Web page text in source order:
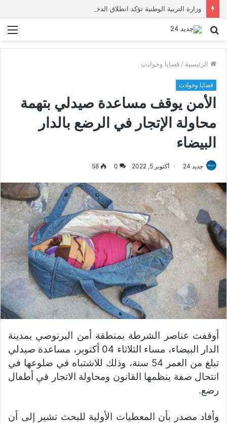
بحث
الرئيسية / قضايا وحوادث
قضايا وحوادث
الأمن يوقف مساعدة صيدلي بتهمة
محاولة الإتجار في الرضع بالدار
البيضاء
جديد 24 أكتوبر 5, 2022 0
58
أوقفت عناصر الشرطة بمنطقة أمن البرنوصي بمدينة
الدار البيضاء، مساء الثلاثاء 04 أكتوبر، مساعدة صيدلي
تبلغ من العمر 54 سنة، وذلك للاشتباه في ضلوعها في
انتحال صفة ينظمها القانون ومحاولة الاتجار في أطفال
رضع.
وأفاد مصدر بأن المعطيات الأولية للبحث تشير إلى أن